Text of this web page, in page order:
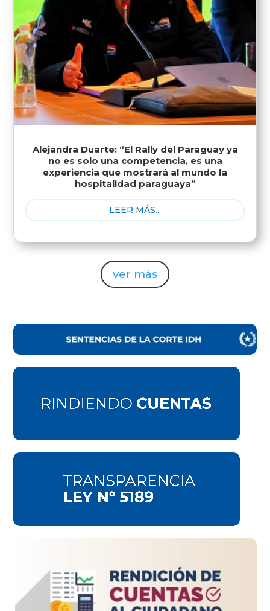
Alejandra Duarte: “El Rally del Paraguay ya
no es solo una competencia, es una
experiencia que mostrará al mundo la
hospitalidad paraguaya”
LEER MÁS...
ver más